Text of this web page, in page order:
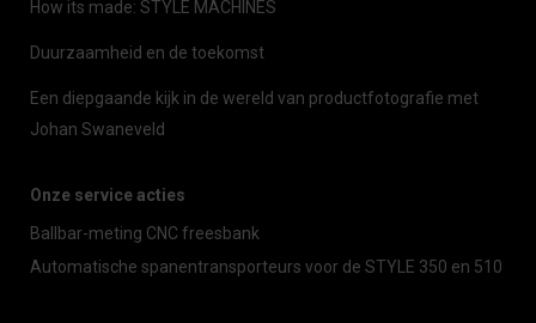
How its made: STYLE MACHINES
Duurzaamheid en de toekomst
Een diepgaande kijk in de wereld van productfotografie met
Johan Swaneveld
Onze service acties
Ballbar-meting CNC freesbank
Automatische spanentransporteurs voor de STYLE 350 en 510